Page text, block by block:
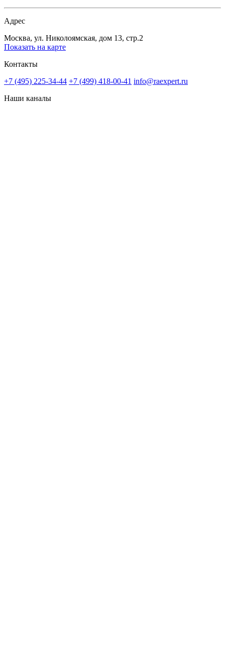
Адрес
Москва, ул. Николоямская, дом 13, стр.2
Показать на карте
Контакты
+7 (495) 225-34-44 +7 (499) 418-00-41 info@raexpert.ru
Наши каналы